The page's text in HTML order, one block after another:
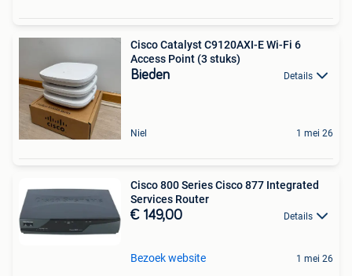
Cisco Catalyst C9120AXI-E Wi-Fi 6
Access Point (3 stuks)
Bieden Details
Niel 1 mei 26
Cisco 800 Series Cisco 877 Integrated
Services Router
€ 149,00 Details
Bezoek website 1 mei 26